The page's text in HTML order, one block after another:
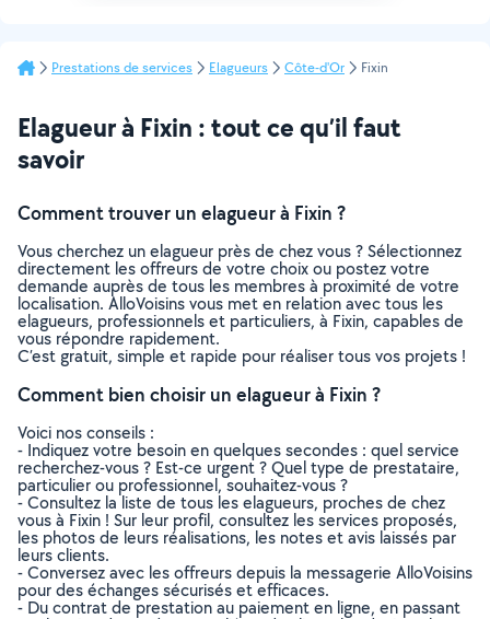
Prestations de services Elagueurs Côte-d'Or Fixin
Elagueur à Fixin : tout ce qu’il faut
savoir
Comment trouver un elagueur à Fixin ?
Vous cherchez un elagueur près de chez vous ? Sélectionnez
directement les offreurs de votre choix ou postez votre
demande auprès de tous les membres à proximité de votre
localisation. AlloVoisins vous met en relation avec tous les
elagueurs, professionnels et particuliers, à Fixin, capables de
vous répondre rapidement.
C’est gratuit, simple et rapide pour réaliser tous vos projets !
Comment bien choisir un elagueur à Fixin ?
Voici nos conseils :
- Indiquez votre besoin en quelques secondes : quel service
recherchez-vous ? Est-ce urgent ? Quel type de prestataire,
particulier ou professionnel, souhaitez-vous ?
- Consultez la liste de tous les elagueurs, proches de chez
vous à Fixin ! Sur leur profil, consultez les services proposés,
les photos de leurs réalisations, les notes et avis laissés par
leurs clients.
- Conversez avec les offreurs depuis la messagerie AlloVoisins
pour des échanges sécurisés et efficaces.
- Du contrat de prestation au paiement en ligne, en passant